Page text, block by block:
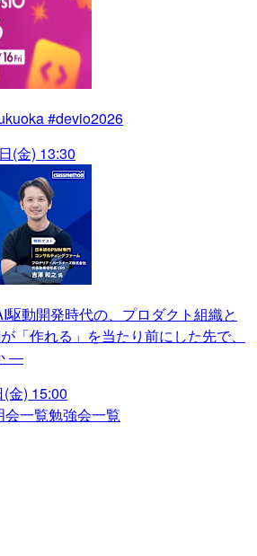
#devio2026
(金) 13:30
駆動開発時代の、プロダクト組織と
「作れる」を当たり前にした先で、
―
金) 15:00
会一覧勉強会一覧